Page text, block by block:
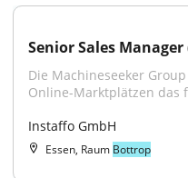
Senior Sales
Die Machineseeker
Online-Marktplätzen das
Instaffo GmbH
Essen, Raum Bottrop